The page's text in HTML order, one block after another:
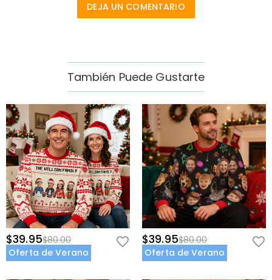
DEJA UN COMENTARIO
También Puede Gustarte
$39.95$80.00
Oferta de Verano
$39.95$80.00
Oferta de Verano